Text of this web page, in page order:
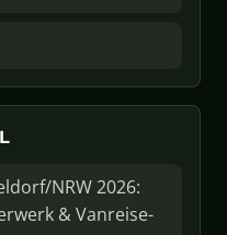
NRW 2026:
& Vanreise-